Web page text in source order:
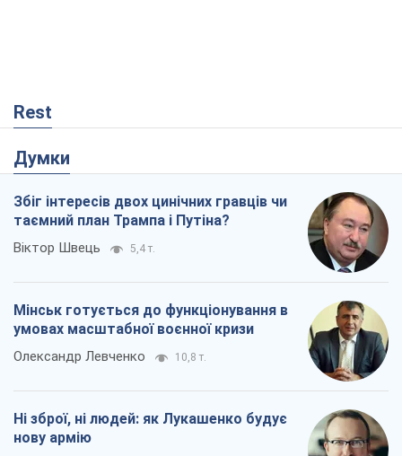
Rest
Думки
Збіг інтересів двох цинічних гравців чи
таємний план Трампа і Путіна?
Віктор Швець 5,4 т.
Мінськ готується до функціонування в
умовах масштабної воєнної кризи
Олександр Левченко 10,8 т.
Ні зброї, ні людей: як Лукашенко будує
нову армію